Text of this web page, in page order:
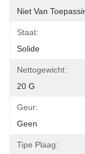
Niet Van
Staat:
Solide
Nettogewicht:
20 G
Geur:
Geen
Tipe Plaag: